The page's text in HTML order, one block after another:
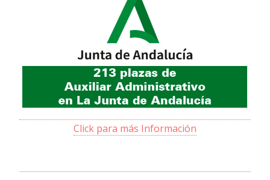
Click para más Información